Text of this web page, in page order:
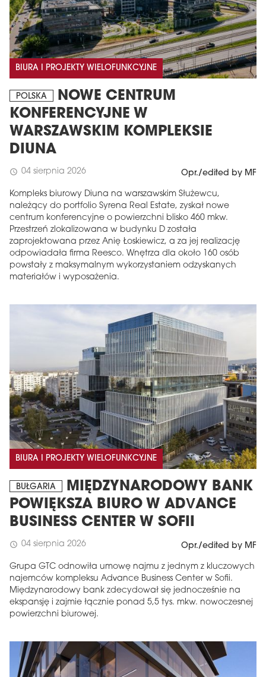
BIURA I PROJEKTY WIELOFUNKCYJNE
POLSKA
NOWE CENTRUM
KONFERENCYJNE W
WARSZAWSKIM KOMPLEKSIE
DIUNA
schedule 04 sierpnia 2026 Opr./edited by MF
Kompleks biurowy Diuna na warszawskim Służewcu,
należący do portfolio Syrena Real Estate, zyskał nowe
centrum konferencyjne o powierzchni blisko 460 mkw.
Przestrzeń zlokalizowana w budynku D została
zaprojektowana przez Anię Łoskiewicz, a za jej realizację
odpowiadała firma Reesco. Wnętrza dla około 160 osób
powstały z maksymalnym wykorzystaniem odzyskanych
materiałów i wyposażenia.
BIURA I PROJEKTY WIELOFUNKCYJNE
BUŁGARIA
MIĘDZYNARODOWY BANK
POWIĘKSZA BIURO W ADVANCE
BUSINESS CENTER W SOFII
schedule 04 sierpnia 2026 Opr./edited by MF
Grupa GTC odnowiła umowę najmu z jednym z kluczowych
najemców kompleksu Advance Business Center w Sofii.
Międzynarodowy bank zdecydował się jednocześnie na
ekspansję i zajmie łącznie ponad 5,5 tys. mkw. nowoczesnej
powierzchni biurowej.